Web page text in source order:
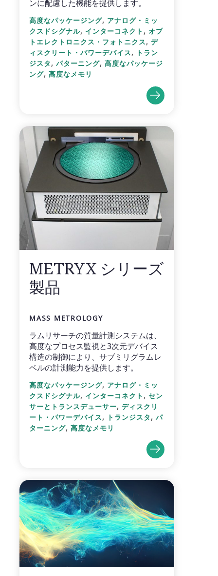
ンに配慮した機能を提供します。
高度なパッケージング, アナログ・ミッ
クスドシグナル, インターコネクト , オプ
トエレクトロニクス・フォトニクス, デ
ィスクリート・パワーデバイス,
トラン
ジスタ , パターニング, 高度なパッケージ
ング, 高度なメモリ
METRYX シリーズ
製品
MASS METROLOGY
ラムリサーチの質量計測システムは、
高度なプロセス監視と3次元デバイス
構造の制御により、サブミリグラムレ
ベルの計測能力を提供します。
高度なパッケージング, アナログ・ミッ
クスドシグナル, インターコネクト , セン
サーとトランスデューサー, ディスクリ
ート・パワーデバイス, トランジスタ , パ
ターニング, 高度なメモリ